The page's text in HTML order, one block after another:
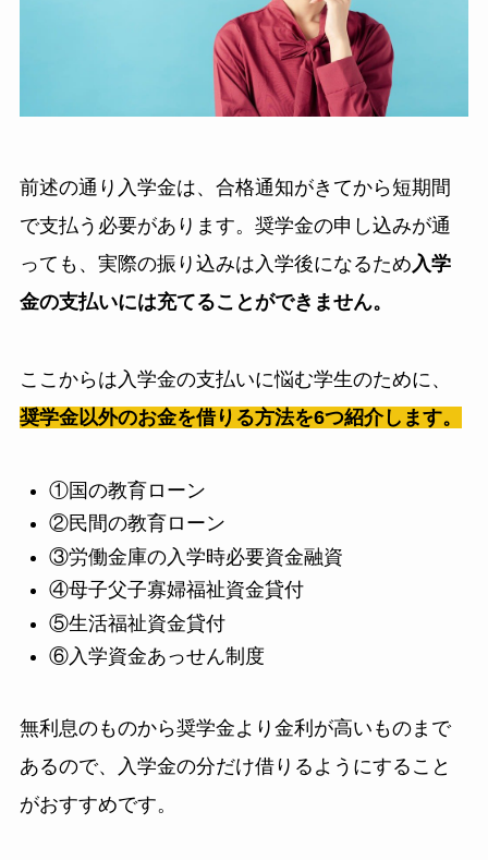
前述の通り入学金は、合格通知がきてから短期間
で支払う必要があります。奨学金の申し込みが通
っても、実際の振り込みは入学後になるため入学
金の支払いには充てることができません。
ここからは入学金の支払いに悩む学生のために、
奨学金以外のお金を借りる方法を6つ紹介します。
①国の教育ローン
②民間の教育ローン
③労働金庫の入学時必要資金融資
④母子父子寡婦福祉資金貸付
⑤生活福祉資金貸付
⑥入学資金あっせん制度
無利息のものから奨学金より金利が高いものまで
あるので、入学金の分だけ借りるようにすること
がおすすめです。